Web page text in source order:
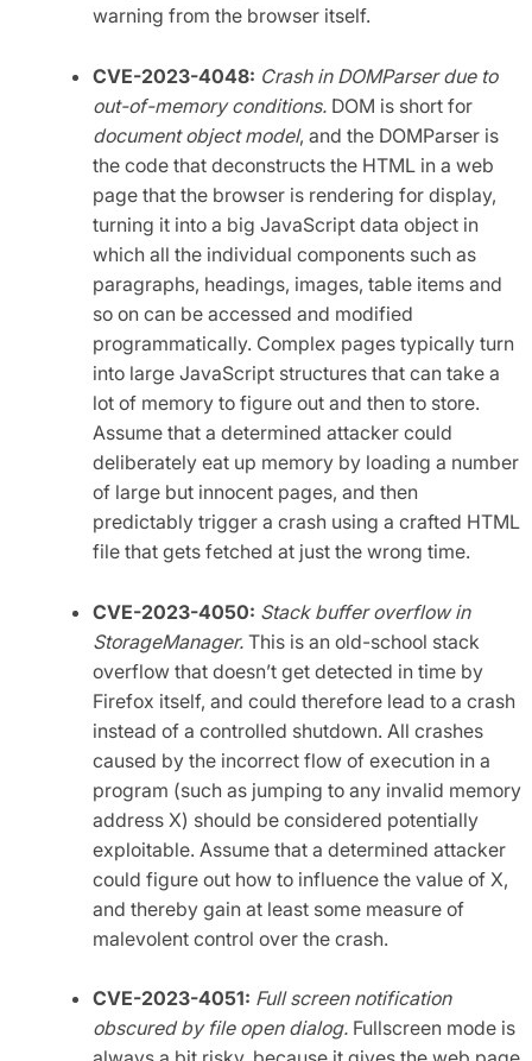
warning from the browser itself.
CVE-2023-4048: Crash in DOMParser due to
out-of-memory conditions. DOM is short for
document object model, and the DOMParser is
the code that deconstructs the HTML in a web
page that the browser is rendering for display,
turning it into a big JavaScript data object in
which all the individual components such as
paragraphs, headings, images, table items and
so on can be accessed and modified
programmatically. Complex pages typically turn
into large JavaScript structures that can take a
lot of memory to figure out and then to store.
Assume that a determined attacker could
deliberately eat up memory by loading a number
of large but innocent pages, and then
predictably trigger a crash using a crafted HTML
file that gets fetched at just the wrong time.
CVE-2023-4050: Stack buffer overflow in
StorageManager. This is an old-school stack
overflow that doesn’t get detected in time by
Firefox itself, and could therefore lead to a crash
instead of a controlled shutdown. All crashes
caused by the incorrect flow of execution in a
program (such as jumping to any invalid memory
address X) should be considered potentially
exploitable. Assume that a determined attacker
could figure out how to influence the value of X,
and thereby gain at least some measure of
malevolent control over the crash.
CVE-2023-4051: Full screen notification
obscured by file open dialog. Fullscreen mode is